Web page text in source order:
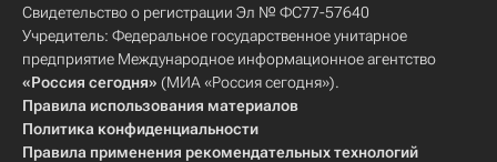
Свидетельство о регистрации Эл № ФС77-57640
Учредитель: Федеральное государственное унитарное
предприятие Международное информационное агентство
«Россия сегодня» (МИА «Россия сегодня»).
Правила использования материалов
Политика конфиденциальности
Правила применения рекомендательных технологий